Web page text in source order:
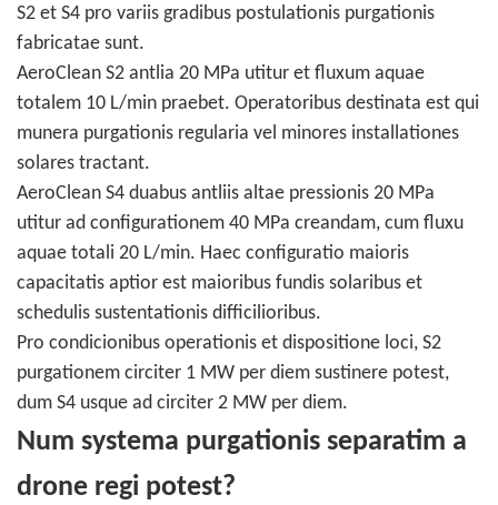
S2 et S4 pro variis gradibus postulationis purgationis
fabricatae sunt.
AeroClean S2 antlia 20 MPa utitur et fluxum aquae
totalem 10 L/min praebet. Operatoribus destinata est qui
munera purgationis regularia vel minores installationes
solares tractant.
AeroClean S4 duabus antliis altae pressionis 20 MPa
utitur ad configurationem 40 MPa creandam, cum fluxu
aquae totali 20 L/min. Haec configuratio maioris
capacitatis aptior est maioribus fundis solaribus et
schedulis sustentationis difficilioribus.
Pro condicionibus operationis et dispositione loci, S2
purgationem circiter 1 MW per diem sustinere potest,
dum S4 usque ad circiter 2 MW per diem.
Num systema purgationis separatim a
drone regi potest?